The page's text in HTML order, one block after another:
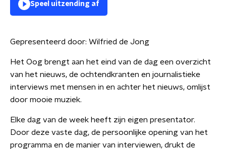
Speel uitzending af
Gepresenteerd door: Wilfried de Jong
Het Oog brengt aan het eind van de dag een overzicht
van het nieuws, de ochtendkranten en journalistieke
interviews met mensen in en achter het nieuws, omlijst
door mooie muziek.
Elke dag van de week heeft zijn eigen presentator.
Door deze vaste dag, de persoonlijke opening van het
programma en de manier van interviewen, drukt de